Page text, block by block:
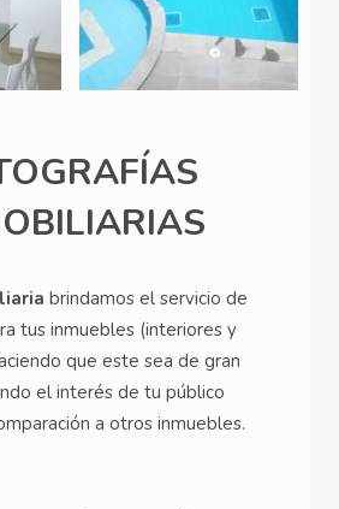
brindamos el servicio de
tus inmuebles (interiores y
que este sea de gran
el interés de tu público
a otros inmuebles.